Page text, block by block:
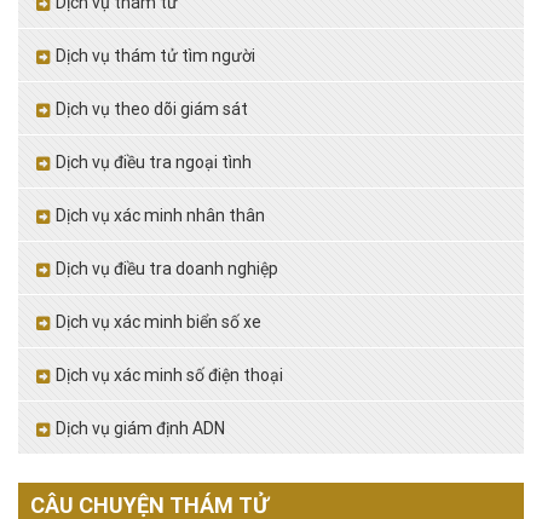
Dịch vụ thám tử tìm người
Dịch vụ theo dõi giám sát
Dịch vụ điều tra ngoại tình
Dịch vụ xác minh nhân thân
Dịch vụ điều tra doanh nghiệp
Dịch vụ xác minh biển số xe
Dịch vụ xác minh số điện thoại
Dịch vụ giám định ADN
CÂU CHUYỆN THÁM TỬ